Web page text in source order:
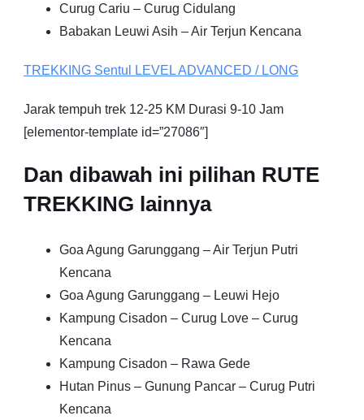
Curug Cariu – Curug Cidulang
Babakan Leuwi Asih – Air Terjun Kencana
TREKKING Sentul LEVEL ADVANCED / LONG
Jarak tempuh trek 12-25 KM Durasi 9-10 Jam
[elementor-template id=”27086″]
Dan dibawah ini pilihan RUTE
TREKKING lainnya
Goa Agung Garunggang – Air Terjun Putri
Kencana
Goa Agung Garunggang – Leuwi Hejo
Kampung Cisadon – Curug Love – Curug
Kencana
Kampung Cisadon – Rawa Gede
Hutan Pinus – Gunung Pancar – Curug Putri
Kencana